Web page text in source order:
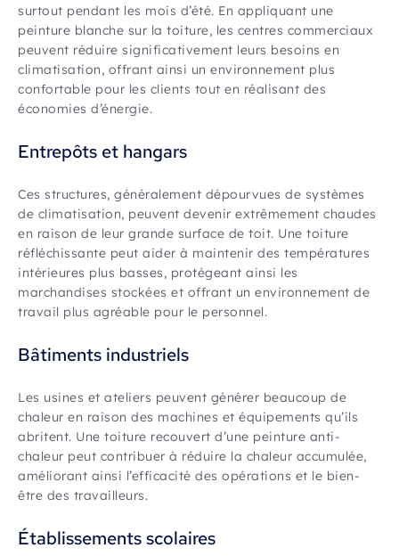
surtout pendant les mois d’été. En appliquant une
peinture blanche sur la toiture, les centres commerciaux
peuvent réduire significativement leurs besoins en
climatisation, offrant ainsi un environnement plus
confortable pour les clients tout en réalisant des
économies d’énergie.
Entrepôts et hangars
Ces structures, généralement dépourvues de systèmes
de climatisation, peuvent devenir extrêmement chaudes
en raison de leur grande surface de toit. Une toiture
réfléchissante peut aider à maintenir des températures
intérieures plus basses, protégeant ainsi les
marchandises stockées et offrant un environnement de
travail plus agréable pour le personnel.
Bâtiments industriels
Les usines et ateliers peuvent générer beaucoup de
chaleur en raison des machines et équipements qu’ils
abritent. Une toiture recouvert d’une peinture anti-
chaleur peut contribuer à réduire la chaleur accumulée,
améliorant ainsi l’efficacité des opérations et le bien-
être des travailleurs.
Établissements scolaires